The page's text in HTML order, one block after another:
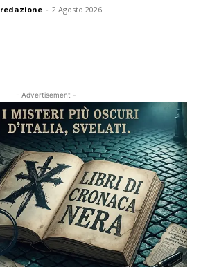
redazione - 2 Agosto 2026
- Advertisement -